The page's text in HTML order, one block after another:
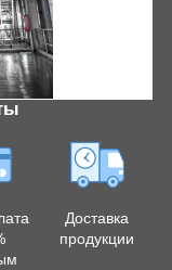
Доставка
продукции